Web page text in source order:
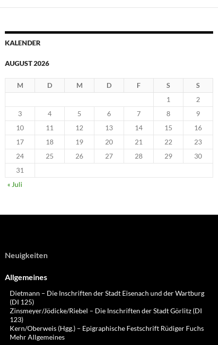
KALENDER
AUGUST 2026
M D M D F S
S
1
2
3
4 5 6 7 8
9
10
11 12 13 14 15
16
17
18 19 20 21 22
23
24
25 26 27 28 29
30
31
« Juli
Neuigkeiten
Allgemeines
Dietmann – Die Inschriften der Stadt Eisenach und der Wartburg
(DI 125)
Zinsmeyer/Jödicke/Riebel – Die Inschriften der Stadt Görlitz (DI
123)
Kern/Oberweis (Hgg.) – Epigraphische Festschrift Rüdiger Fuchs
Mehr Allgemeines